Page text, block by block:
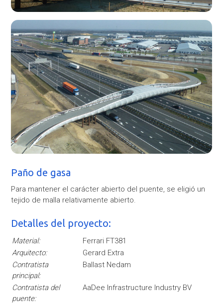
Paño de gasa
Para mantener el carácter abierto del puente, se eligió un
tejido de malla relativamente abierto.
Detalles del proyecto:
Material:
Ferrari FT381
Arquitecto:
Gerard Extra
Contratista
principal:
Ballast Nedam
Contratista del
puente:
AaDee Infrastructure Industry BV